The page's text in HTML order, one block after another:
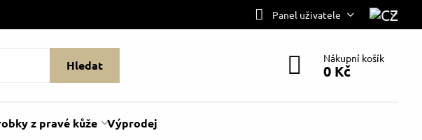
Panel uživatele
Hledat Nákupní košík
0 Kč
z pravé kůže Výprodej